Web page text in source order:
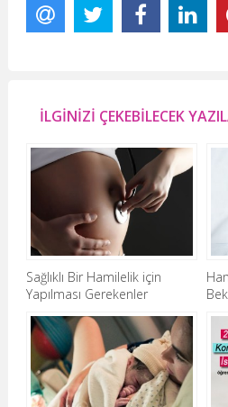
İLGİNİZİ ÇEKEBİLECEK
Sağlıklı Bir Hamilelik için
Yapılması Gerekenler